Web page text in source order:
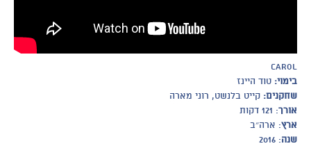
carol
בימוי: טוד היינז
שחקנים: קייט בלנשט, רוני מארה
אורך: 121 דקות
ארץ: ארה״ב
שנה: 2016